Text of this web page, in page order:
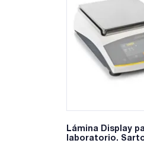
Lámina Display
laboratorio.